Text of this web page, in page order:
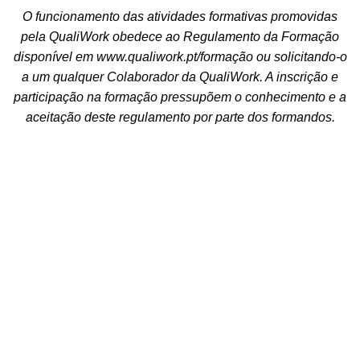
O funcionamento das atividades formativas promovidas
pela QualiWork obedece ao Regulamento da Formação
disponível em www.qualiwork.pt/formaçãoou solicitando-o
a um qualquer Colaborador da QualiWork. A inscrição e
participação na formação pressupõem o conhecimento e a
aceitação deste regulamento por parte dos formandos.